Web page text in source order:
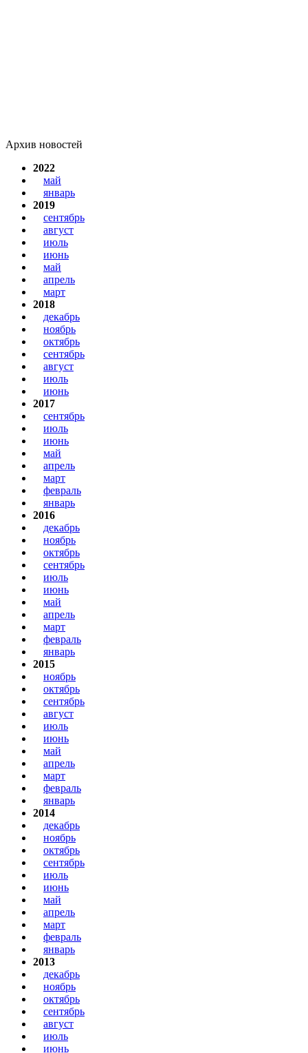
Архив новостей
2022
май
январь
2019
сентябрь
август
июль
июнь
май
апрель
март
2018
декабрь
ноябрь
октябрь
сентябрь
август
июль
июнь
2017
сентябрь
июль
июнь
май
апрель
март
февраль
январь
2016
декабрь
ноябрь
октябрь
сентябрь
июль
июнь
май
апрель
март
февраль
январь
2015
ноябрь
октябрь
сентябрь
август
июль
июнь
май
апрель
март
февраль
январь
2014
декабрь
ноябрь
октябрь
сентябрь
июль
июнь
май
апрель
март
февраль
январь
2013
декабрь
ноябрь
октябрь
сентябрь
август
июль
июнь